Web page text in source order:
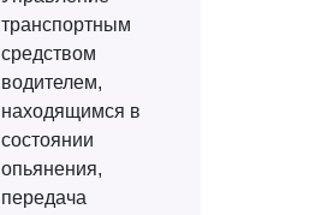
транспортным
средством
водителем,
находящимся в
состоянии
опьянения,
передача